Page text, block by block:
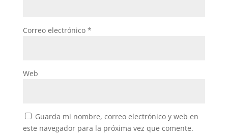
Correo electrónico *
Web
Guarda mi nombre, correo electrónico y web en
este navegador para la próxima vez que comente.